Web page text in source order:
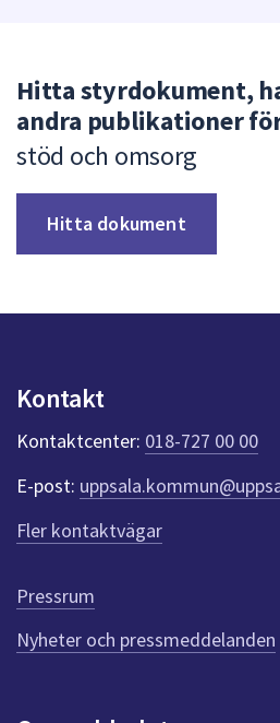
Hitta styrdokument,
andra publikationer
stöd och omsorg
Hitta dokument
Kontakt
Kontaktcenter: 018-727 00 00
E-post:
Fler kontaktvägar
Pressrum
Nyheter och pressmeddelanden